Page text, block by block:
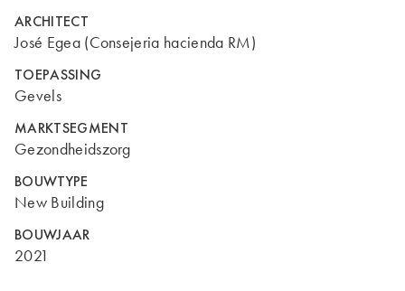
ARCHITECT
José Egea (Consejeria hacienda RM)
TOEPASSING
Gevels
MARKTSEGMENT
Gezondheidszorg
BOUWTYPE
New Building
BOUWJAAR
2021